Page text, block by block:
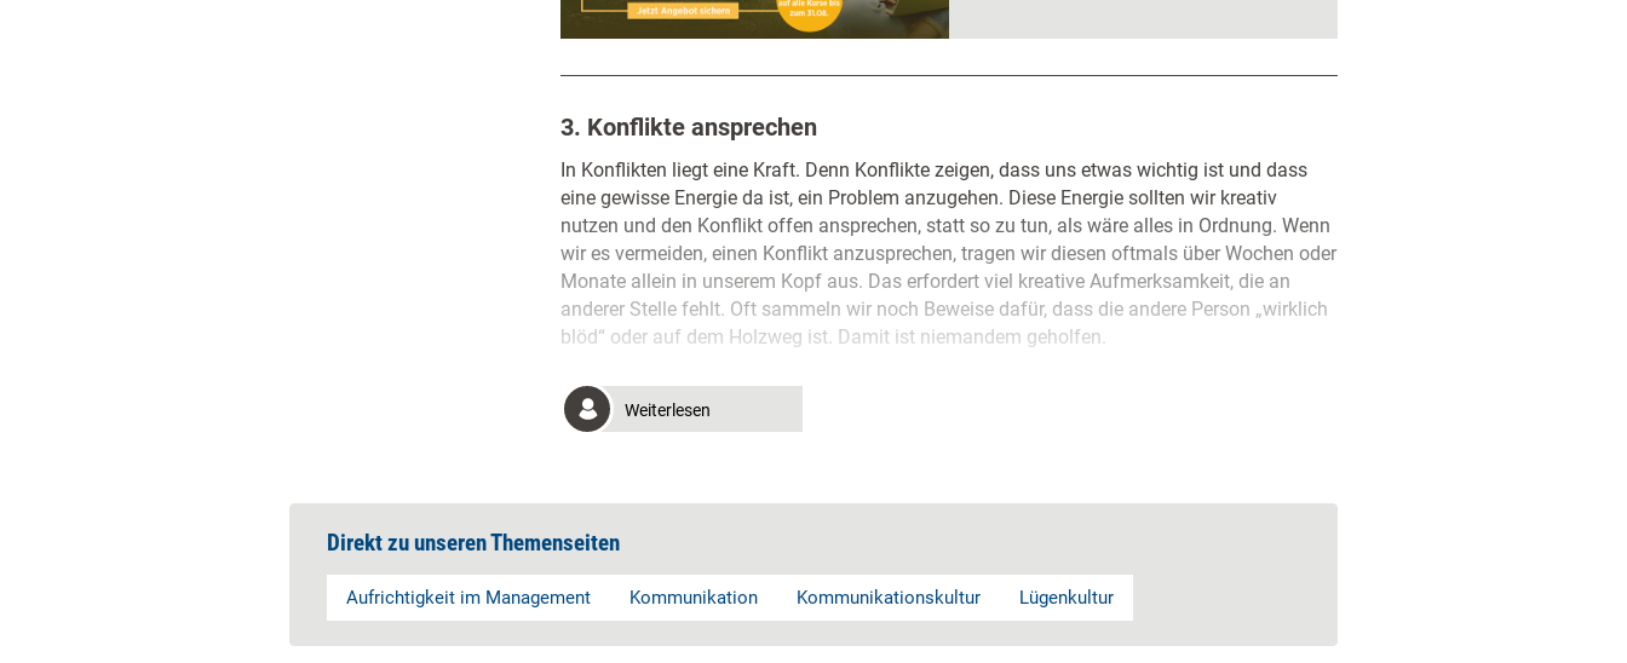
3. Konflikte ansprechen
In Konflikten liegt eine Kraft. Denn Konflikte zeigen, dass uns etwas wichtig ist und dass
eine gewisse Energie da ist, ein Problem anzugehen. Diese Energie sollten wir kreativ
nutzen und den Konflikt offen ansprechen, statt so zu tun, als wäre alles in Ordnung. Wenn
wir es vermeiden, einen Konflikt anzusprechen, tragen wir diesen oftmals über Wochen oder
Monate allein in unserem Kopf aus. Das erfordert viel kreative Aufmerksamkeit, die an
anderer Stelle fehlt. Oft sammeln wir noch Beweise dafür, dass die andere Person „wirklich
blöd“ oder auf dem Holzweg ist. Damit ist niemandem geholfen.
Weiterlesen
Direkt zu unseren Themenseiten
Aufrichtigkeit im Management Kommunikation Kommunikationskultur Lügenkultur